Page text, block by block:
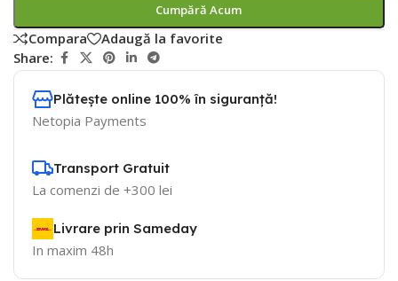
Cumpără Acum
Compara
Adaugă la favorite
Share:
Plătește online 100% în siguranță!
Netopia Payments
Transport Gratuit
La comenzi de +300 lei
Livrare prin Sameday
In maxim 48h